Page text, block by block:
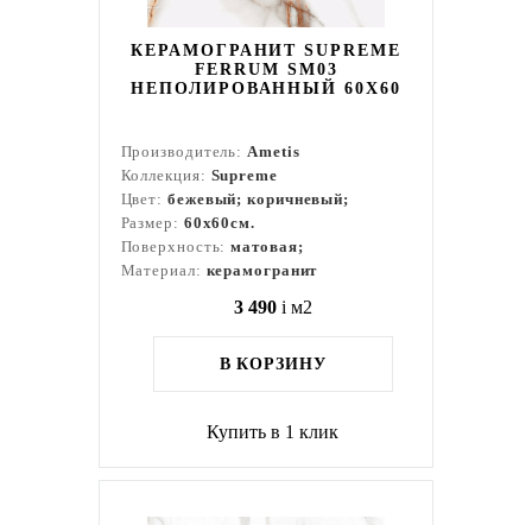
КЕРАМОГРАНИТ SUPREME
FERRUM SM03
НЕПОЛИРОВАННЫЙ 60X60
Производитель:Ametis
Коллекция: Supreme
Цвет: бежевый; коричневый;
Размер: 60x60см.
Поверхность:матовая;
Материал: керамогранит
3 490 i м2
В КОРЗИНУ
Купить в 1 клик